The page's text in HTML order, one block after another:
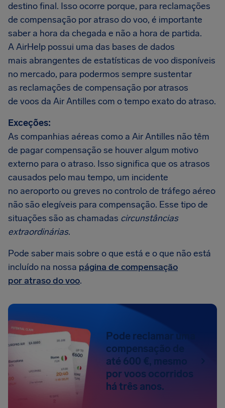
destino final. Isso ocorre porque, para reclamações
de compensação por atraso do voo, é importante
saber a hora da chegada e não a hora de partida.
A AirHelp possui uma das bases de dados
mais abrangentes de estatísticas de voo disponíveis
no mercado, para podermos sempre sustentar
as reclamações de compensação por atrasos
de voos da Air Antilles com o tempo exato do atraso.
Exceções:
As companhias aéreas como a Air Antilles não têm
de pagar compensação se houver algum motivo
externo para o atraso. Isso significa que os atrasos
causados pelo mau tempo, um incidente
no aeroporto ou greves no controlo de tráfego aéreo
não são elegíveis para compensação. Esse tipo de
situações são as chamadas circunstâncias
extraordinárias.
Pode saber mais sobre o que está e o que não está
incluído na nossa página de compensação
por atraso do voo.
Pode reclamar uma
compensação de
até 600 €, mesmo
por voos ocorridos
há três anos.